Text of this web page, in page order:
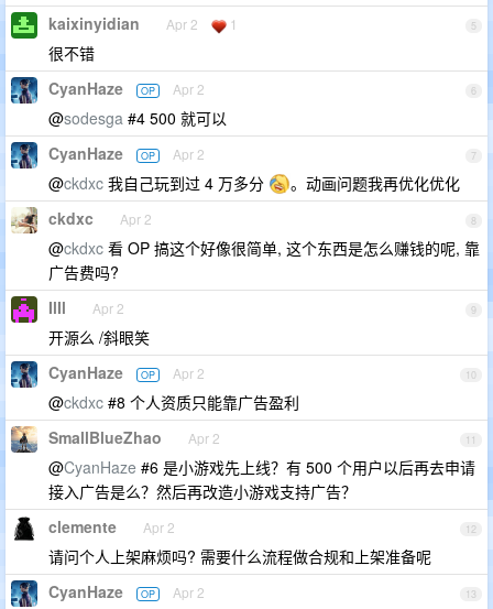
5
kaixinyidian Apr 2 1
很不错
6
CyanHaze OP Apr 2
@sodesga #4 500 就可以
7
CyanHaze OP Apr 2
@ckdxc 我自己玩到过 4 万多分 。动画问题我再优化优化
8
ckdxc Apr 2
@ckdxc 看 OP 搞这个好像很简单, 这个东西是怎么赚钱的呢, 靠
广告费吗?
9
IlIl Apr 2
开源么 /斜眼笑
10
CyanHaze OP Apr 2
@ckdxc #8 个人资质只能靠广告盈利
11
SmallBlueZhao Apr 2
@CyanHaze #6 是小游戏先上线？有 500 个用户以后再去申请
接入广告是么？然后再改造小游戏支持广告？
12
clemente Apr 2
请问个人上架麻烦吗? 需要什么流程做合规和上架准备呢
13
CyanHaze OP Apr 2